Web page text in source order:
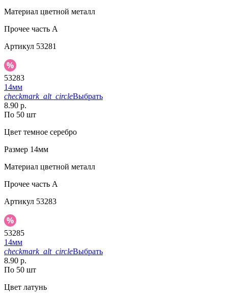
Материал цветной металл
Прочее часть A
Артикул 53281
53283
14мм
checkmark_alt_circleВыбрать
8.90 р.
По 50 шт
Цвет темное серебро
Размер 14мм
Материал цветной металл
Прочее часть A
Артикул 53283
53285
14мм
checkmark_alt_circleВыбрать
8.90 р.
По 50 шт
Цвет латунь